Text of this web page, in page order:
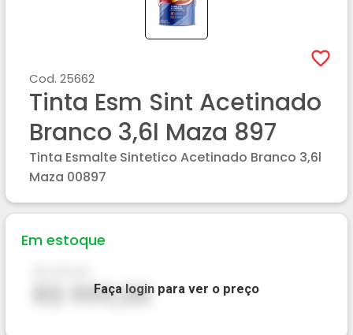
Cod. 25662
Tinta Esm Sint Acetinado
Branco 3,6l Maza 897
Tinta Esmalte Sintetico Acetinado Branco 3,6l
Maza 00897
Em estoque
R$ 999,00
Faça login para ver o preço